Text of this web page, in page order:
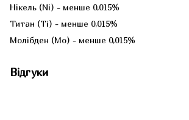
Нікель (Ni) - менше 0,015%
Титан (Ti) - менше 0,015%
Молібден (Mo) - менше 0,015%
Відгуки